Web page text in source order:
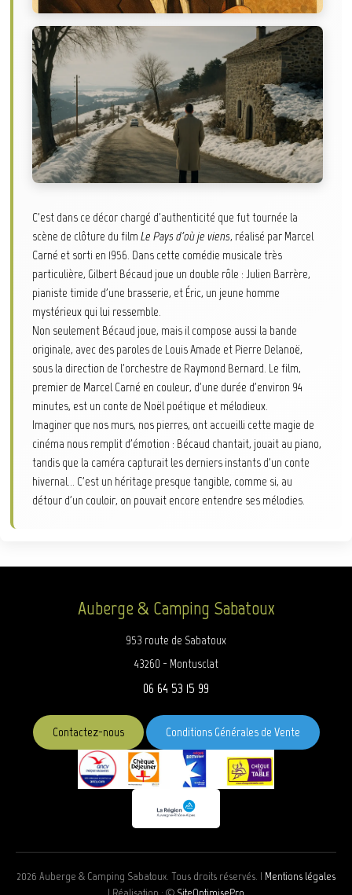
C'est dans ce décor chargé d'authenticité que fut tournée la
scène de clôture du film Le Pays d'où je viens, réalisé par Marcel
Carné et sorti en 1956. Dans cette comédie musicale très
particulière, Gilbert Bécaud joue un double rôle : Julien Barrère,
pianiste timide d'une brasserie, et Éric, un jeune homme
mystérieux qui lui ressemble.
Non seulement Bécaud joue, mais il compose aussi la bande
originale, avec des paroles de Louis Amade et Pierre Delanoë,
sous la direction de l'orchestre de Raymond Bernard. Le film,
premier de Marcel Carné en couleur, d'une durée d'environ 94
minutes, est un conte de Noël poétique et mélodieux.
Imaginer que nos murs, nos pierres, ont accueilli cette magie de
cinéma nous remplit d'émotion : Bécaud chantait, jouait au piano,
tandis que la caméra capturait les derniers instants d'un conte
hivernal... C'est un héritage presque tangible, comme si, au
détour d'un couloir, on pouvait encore entendre ses mélodies.
Auberge & Camping Sabatoux
953 route de Sabatoux
43260 - Montusclat
06 64 53 15 99
Contactez-nous Conditions Générales de Vente
2026 Auberge & Camping Sabatoux. Tous droits réservés. | Mentions légales